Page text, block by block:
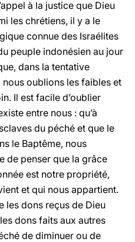
à la justice que Dieu
les chrétiens, il y a le
connue des Israélites
peuple indonésien au jour
dans la tentative
nous oublions les faibles et
Il est facile d’oublier
entre nous : qu’à
du péché et que le
le Baptême, nous
de penser que la grâce
est notre propriété,
et qui nous appartient.
les dons reçus de Dieu
dons faits aux autres
de diminuer ou de